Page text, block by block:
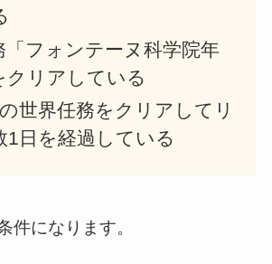
「フォンテーヌ科学院年
クリアしている
の世界任務をクリアしてリ
1日を経過している
件になります。